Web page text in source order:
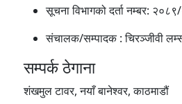
सूचना विभागको दर्ता नम्बर:
संचालक/सम्पादक :चिरञ्जीवी
सम्पर्क ठेगाना
शंखमुल टावर, नयाँ बानेश्वर, काठमाडौं